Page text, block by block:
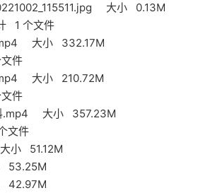
大小 0.13M
1 个文件
大小 332.17M
件
大小 210.72M
件
.mp4 大小 357.23M
文件
小 51.12M
53.25M
42.97M